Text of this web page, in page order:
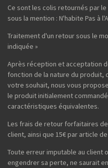
Ce sont les colis retournés par
sous la mention : N'habite Pas à
Traitement d'un retour sous le
indiquée »
Après réception et acceptation
fonction de la nature du
votre souhait, nous vous
le produit initialement
caractéristiques équivalentes.
Les frais de retour forfaitaires
client, ainsi que 15€ par article
Toute erreur imputable au client
engendrer sa perte, ne saurait